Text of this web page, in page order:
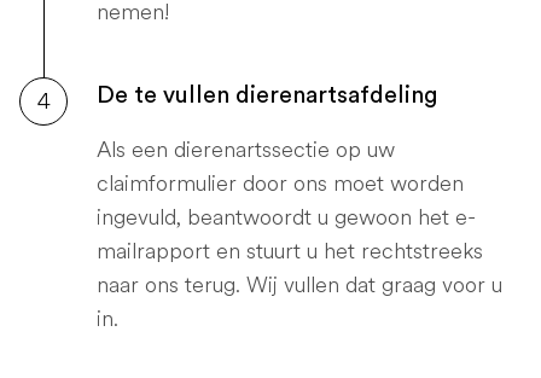
nemen!
4 De te vullen dierenartsafdeling
Als een dierenartssectie op uw
claimformulier door ons moet worden
ingevuld, beantwoordt u gewoon het e-
mailrapport en stuurt u het rechtstreeks
naar ons terug. Wij vullen dat graag voor u
in.